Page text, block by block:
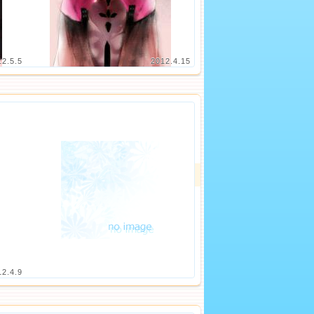
2012.4.15